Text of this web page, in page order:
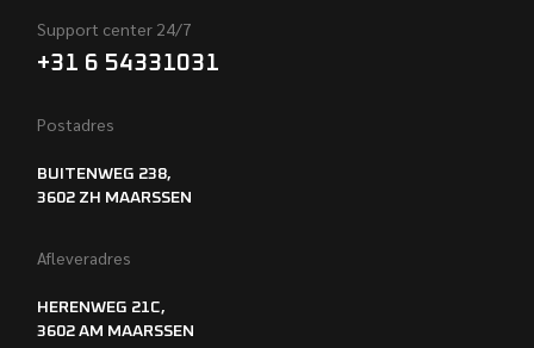
Support center 24/7
+31 6 54331031
Postadres
BUITENWEG 238,
3602 ZH MAARSSEN
Afleveradres
HERENWEG 21C,
3602 AM MAARSSEN